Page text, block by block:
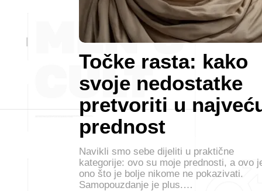
Točke rasta: kako
svoje nedostatke
pretvoriti u
prednost
Navikli smo sebe dijeliti u praktične
kategorije: ovo su moje prednosti, a ovo
ono što je bolje nikome ne pokazivati.
Samopouzdanje je plus.…